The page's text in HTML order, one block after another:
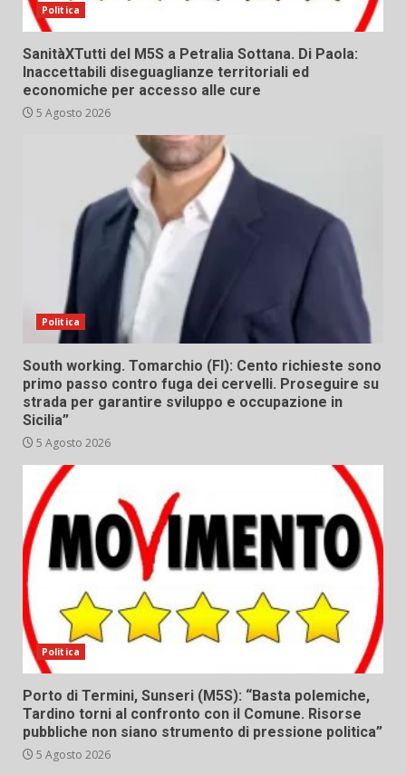
Politica
SanitàXTutti del M5S a Petralia Sottana. Di Paola:
Inaccettabili diseguaglianze territoriali ed
economiche per accesso alle cure
5 Agosto 2026
Politica
South working. Tomarchio (FI): Cento richieste sono
primo passo contro fuga dei cervelli. Proseguire su
strada per garantire sviluppo e occupazione in
Sicilia”
5 Agosto 2026
Politica
Porto di Termini, Sunseri (M5S): “Basta polemiche,
Tardino torni al confronto con il Comune. Risorse
pubbliche non siano strumento di pressione politica”
5 Agosto 2026